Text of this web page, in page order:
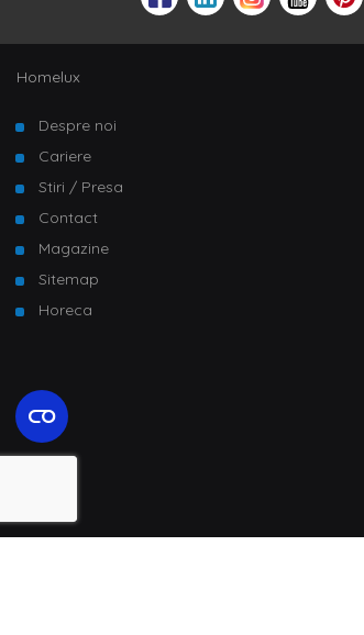
Homelux
Despre noi
Cariere
Stiri / Presa
Contact
Magazine
Sitemap
Horeca